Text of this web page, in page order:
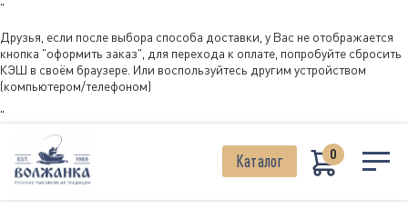
"
Друзья, если после выбора способа доставки, у Вас не отображается
кнопка "оформить заказ", для перехода к оплате, попробуйте сбросить
КЭШ в своём браузере. Или воспользуйтесь другим устройством
(компьютером/телефоном)
"
Каталог 0